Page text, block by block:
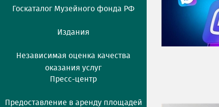
Госкаталог Музейного фонда РФ
Издания
Независимая оценка качества
оказания услуг
Пресс-центр
Предоставление в аренду площадей